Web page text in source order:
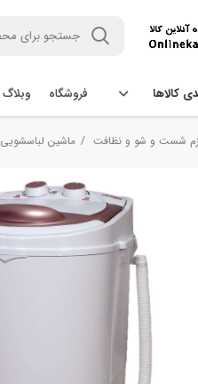
کالاها فروشگاه وبلاگ
شست و شو و نظافت ماشین لباسشویی